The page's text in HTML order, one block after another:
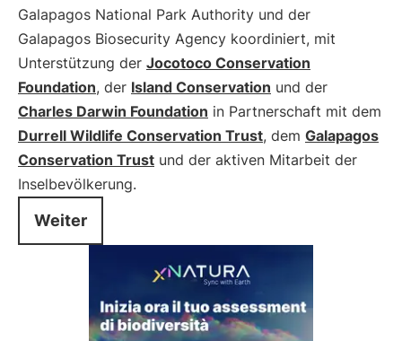
Galapagos National Park Authority und der
Galapagos Biosecurity Agency koordiniert, mit
Unterstützung der Jocotoco Conservation
Foundation, der Island Conservation und der
Charles Darwin Foundation in Partnerschaft mit dem
Durrell Wildlife Conservation Trust, dem Galapagos
Conservation Trust und der aktiven Mitarbeit der
Inselbevölkerung.
Weiter